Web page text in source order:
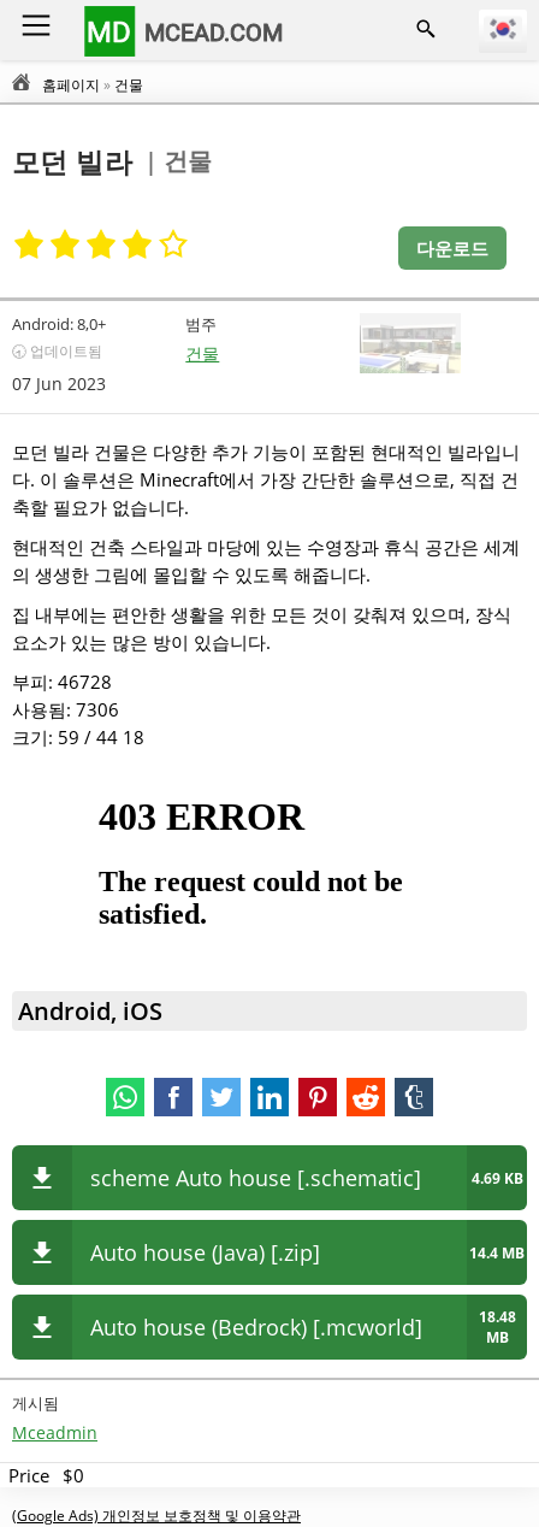
MD MCEAD.COM
홈페이지 » 건물
모던 빌라 | 건물
다운로드
Android:8,0+
🕣 업데이트됨
07 Jun 2023
범주
건물
모던 빌라 건물은 다양한 추가 기능이 포함된 현대적인 빌라입니
다. 이 솔루션은 Minecraft에서 가장 간단한 솔루션으로, 직접 건
축할 필요가 없습니다.
현대적인 건축 스타일과 마당에 있는 수영장과 휴식 공간은 세계
의 생생한 그림에 몰입할 수 있도록 해줍니다.
집 내부에는 편안한 생활을 위한 모든 것이 갖춰져 있으며, 장식
요소가 있는 많은 방이 있습니다.
부피: 46728
사용됨: 7306
크기: 59 / 44 18
Android, iOS
scheme Auto house [.schematic] 4.69 KB
Auto house (Java) [.zip] 14.4 MB
Auto house (Bedrock) [.mcworld]
18.48
MB
게시됨
Mceadmin
Price $0
(Google Ads) 개인정보 보호정책 및 이용약관